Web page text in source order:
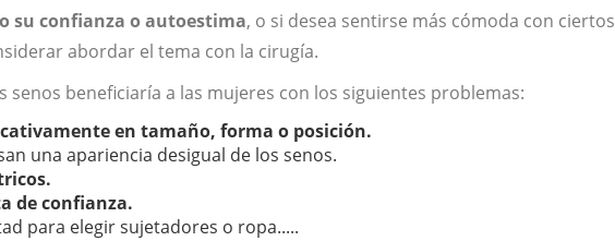
su confianza o autoestima, o si desea sentirse más cómoda con ciertos
abordar el tema con la cirugía.
senos beneficiaría a las mujeres con los siguientes problemas:
en tamaño, forma o posición.
una apariencia desigual de los senos.
de confianza.
para elegir sujetadores o ropa.....